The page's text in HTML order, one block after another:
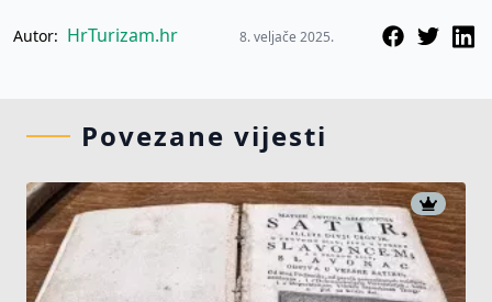
Autor: HrTurizam.hr 8. veljače 2025.
Povezane vijesti